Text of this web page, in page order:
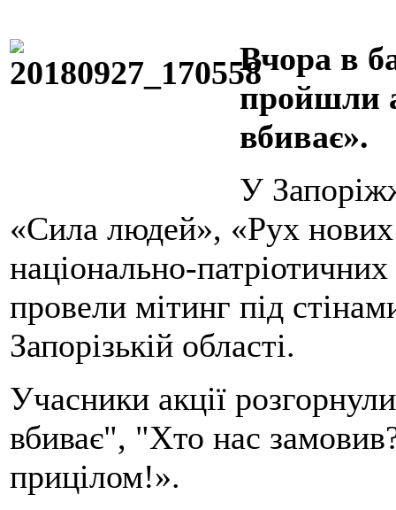
Вчора в
пройшли
вбиває».
У
«Сила людей», «Рух
національно-
провели мітинг під
Запорізькій області.
Учасники акції
вбиває", "Хто нас
прицілом!».